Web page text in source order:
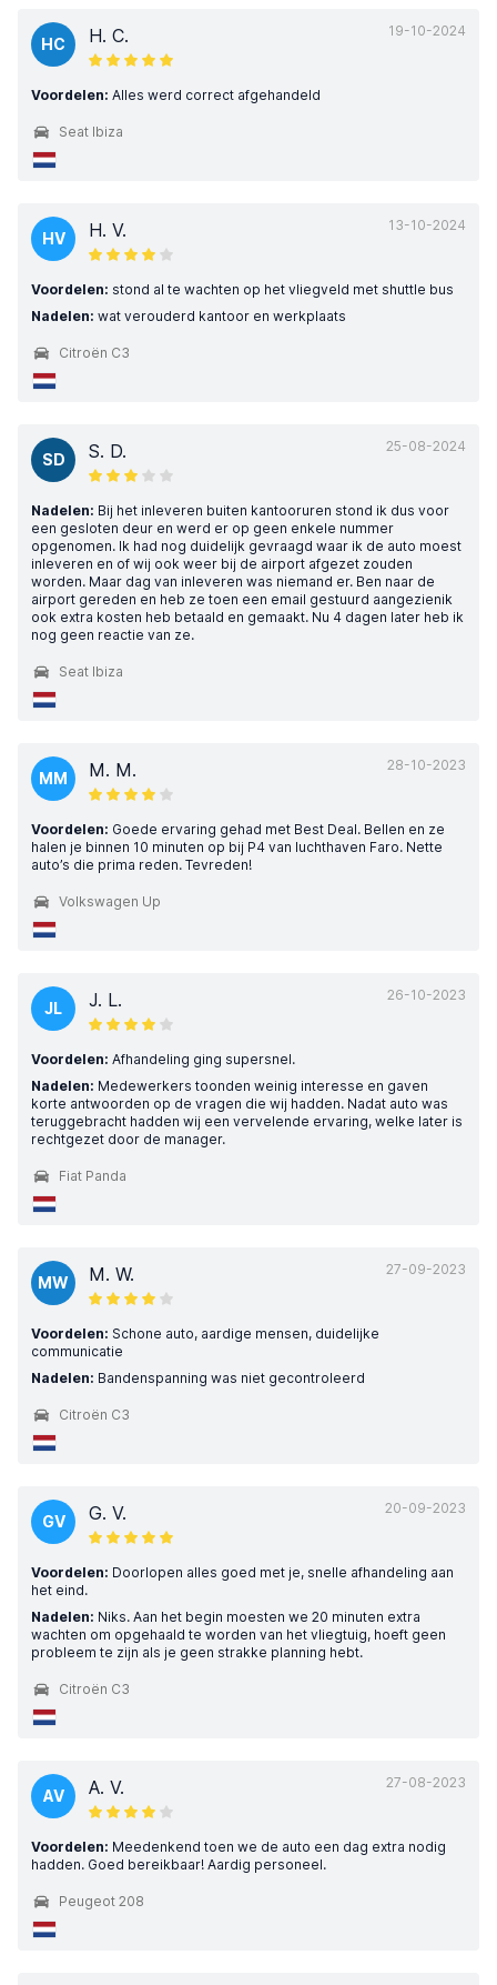
19-10-2024
HC H. C.
Voordelen: Alles werd correct afgehandeld
Seat Ibiza
13-10-2024
HV H. V.
Voordelen: stond al te wachten op het vliegveld met shuttle bus
Nadelen: wat verouderd kantoor en werkplaats
Citroën C3
25-08-2024
SD S. D.
Nadelen: Bij het inleveren buiten kantooruren stond ik dus voor
een gesloten deur en werd er op geen enkele nummer
opgenomen. Ik had nog duidelijk gevraagd waar ik de auto moest
inleveren en of wij ook weer bij de airport afgezet zouden
worden. Maar dag van inleveren was niemand er. Ben naar de
airport gereden en heb ze toen een email gestuurd aangezienik
ook extra kosten heb betaald en gemaakt. Nu 4 dagen later heb ik
nog geen reactie van ze.
Seat Ibiza
28-10-2023
MM M. M.
Voordelen: Goede ervaring gehad met Best Deal. Bellen en ze
halen je binnen 10 minuten op bij P4 van luchthaven Faro. Nette
auto’s die prima reden. Tevreden!
Volkswagen Up
26-10-2023
JL J. L.
Voordelen: Afhandeling ging supersnel.
Nadelen: Medewerkers toonden weinig interesse en gaven
korte antwoorden op de vragen die wij hadden. Nadat auto was
teruggebracht hadden wij een vervelende ervaring, welke later is
rechtgezet door de manager.
Fiat Panda
27-09-2023
MW M. W.
Voordelen: Schone auto, aardige mensen, duidelijke
communicatie
Nadelen: Bandenspanning was niet gecontroleerd
Citroën C3
20-09-2023
GV G. V.
Voordelen: Doorlopen alles goed met je, snelle afhandeling aan
het eind.
Nadelen: Niks. Aan het begin moesten we 20 minuten extra
wachten om opgehaald te worden van het vliegtuig, hoeft geen
probleem te zijn als je geen strakke planning hebt.
Citroën C3
27-08-2023
AV A. V.
Voordelen: Meedenkend toen we de auto een dag extra nodig
hadden. Goed bereikbaar! Aardig personeel.
Peugeot 208